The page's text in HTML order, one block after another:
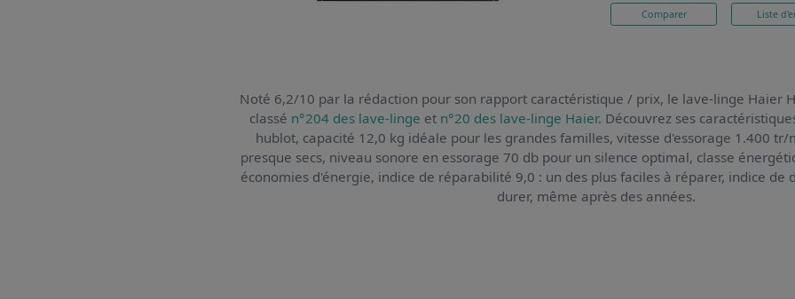
Comparer Liste
Noté 6,2/10 par la rédaction pour son rapport caractéristique / prix, le lave-linge Haier
classé n°204 des lave-linge et n°20 des lave-linge Haier. Découvrez ses
hublot, capacité 12,0 kg idéale pour les grandes familles, vitesse d'essorage 1.400
presque secs, niveau sonore en essorage 70 db pour un silence optimal, classe
économies d'énergie, indice de réparabilité 9,0 : un des plus faciles à réparer, indice de
durer, même après des années.